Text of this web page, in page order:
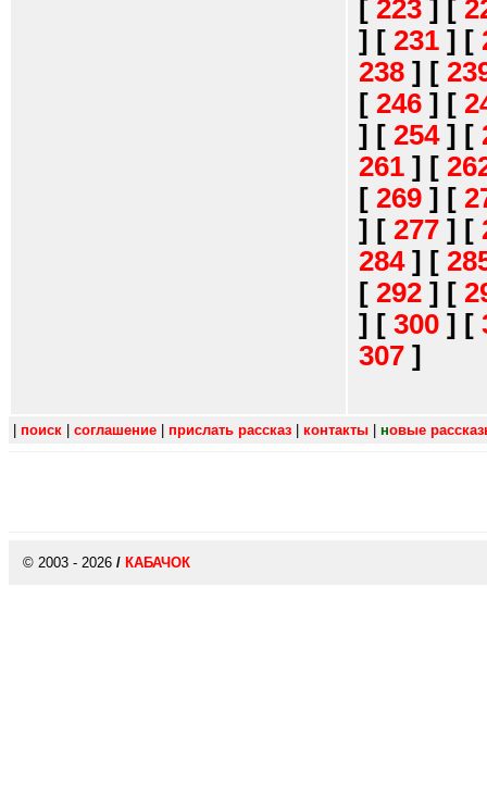
[ 223 ] [
] [ 231 ] [
238 ] [
[ 246 ] [
] [ 254] [
261 ] [
[ 269 ] [
] [ 277 ] [
284] [
[ 292 ] [
] [ 300 ] [
307 ]
поиск соглашение прислать рассказ контакты новые
© 2003 - 2026 / КАБАЧОК